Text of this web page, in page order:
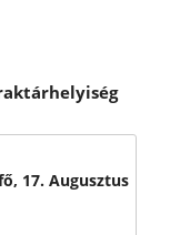
17. Augusztus